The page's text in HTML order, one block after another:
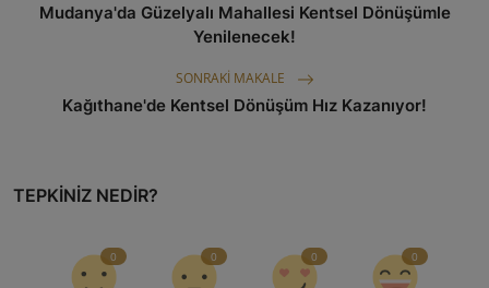
Mudanya'da Güzelyalı Mahallesi Kentsel Dönüşümle
Yenilenecek!
SONRAKI MAKALE
Kağıthane'de Kentsel Dönüşüm Hız Kazanıyor!
TEPKINIZ NEDIR?
0 0 0 0